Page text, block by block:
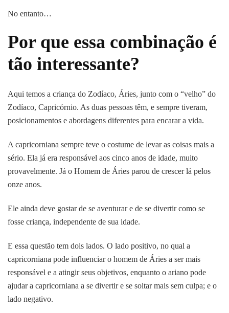
No entanto…
Por que essa combinação é
tão interessante?
Aqui temos a criança do Zodíaco, Áries, junto com o “velho” do
Zodíaco, Capricórnio. As duas pessoas têm, e sempre tiveram,
posicionamentos e abordagens diferentes para encarar a vida.
A capricorniana sempre teve o costume de levar as coisas mais a
sério. Ela já era responsável aos cinco anos de idade, muito
provavelmente. Já o Homem de Áries parou de crescer lá pelos
onze anos.
Ele ainda deve gostar de se aventurar e de se divertir como se
fosse criança, independente de sua idade.
E essa questão tem dois lados. O lado positivo, no qual a
capricorniana pode influenciar o homem de Áries a ser mais
responsável e a atingir seus objetivos, enquanto o ariano pode
ajudar a capricorniana a se divertir e se soltar mais sem culpa; e o
lado negativo.